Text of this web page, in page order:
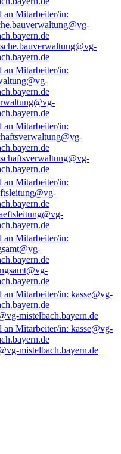
mistelbach.bayern.de
mistelbach.bayern.de